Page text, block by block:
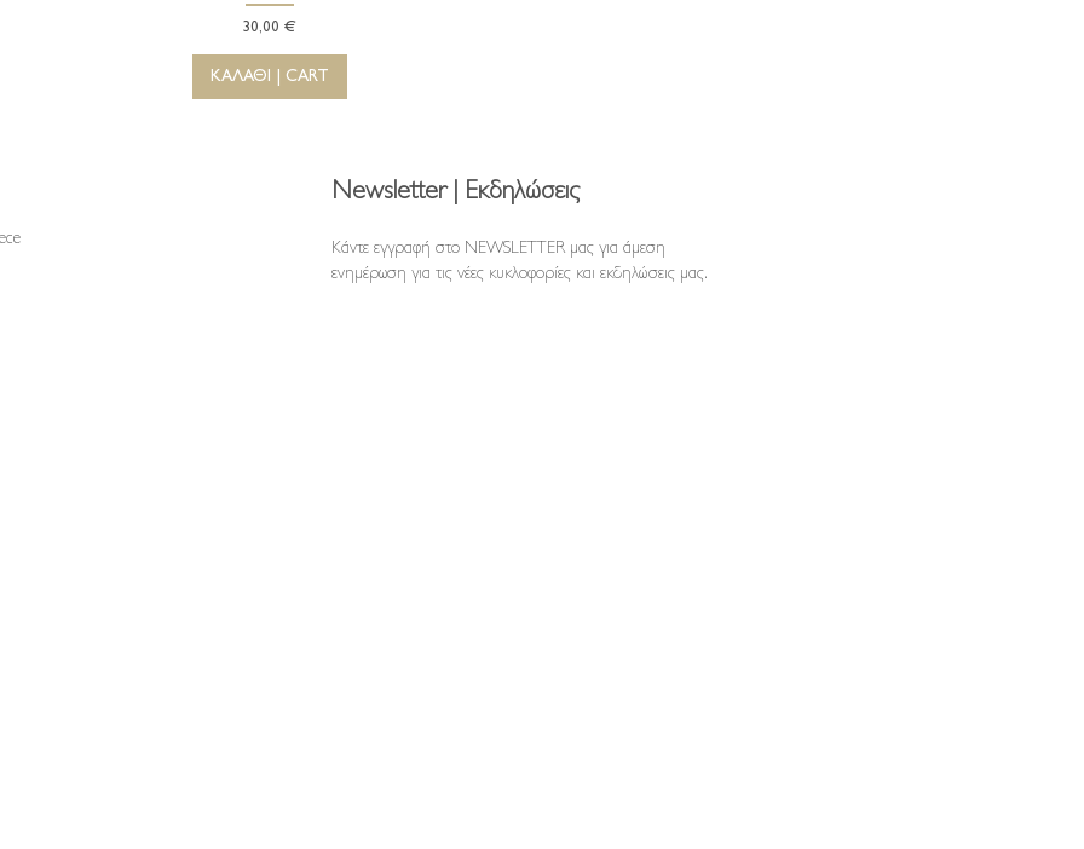
Τιμή
30,00 €
ΚΑΛΑΘΙ | CART
Newsletter | Εκδηλώσεις
Κάντε εγγραφή στο NEWSLETTER μας για άμεση
ενημέρωση για τις νέες κυκλοφορίες και εκδηλώσεις μας.